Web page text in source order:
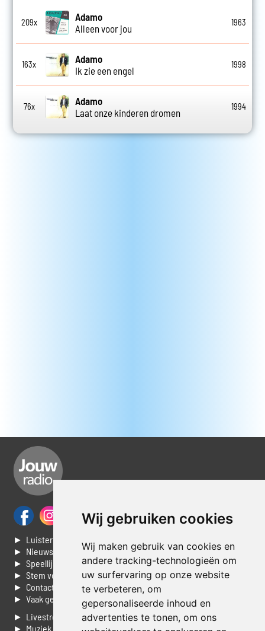
Wij gebruiken cookies
Wij maken gebruik van cookies en
andere tracking-technologieën om
uw surfervaring op onze website
te verbeteren, om
gepersonaliseerde inhoud en
advertenties te tonen, om ons
209x
Adamo
Alleen voor jou
1963
163x
Adamo
Ik zie een engel
1998
76x
Adamo
Laat onze kinderen dromen
1994
► Luisteren naar Jouwradio
► Nieuws
► Speellijst
► Stem voor de Dag top 3
► Contacteer ons
► Vaak gestelde vragen
► Livestream informatie
► Muziek opzoeken